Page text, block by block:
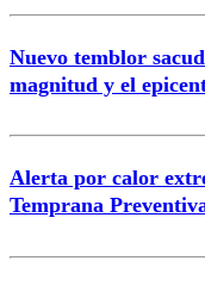
Nuevo temblor
magnitud y el
Alerta por calor
Temprana